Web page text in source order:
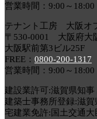
営業時間：9:00～
テナント工房 大阪オ
〒530-0001 大阪府大
大阪駅前第3ビル25F
FREE： 0800-200-1317
営業時間：9:00～
建設業許可:滋賀県知
建築士事務所登録:滋
宅建業免許:国土交通大